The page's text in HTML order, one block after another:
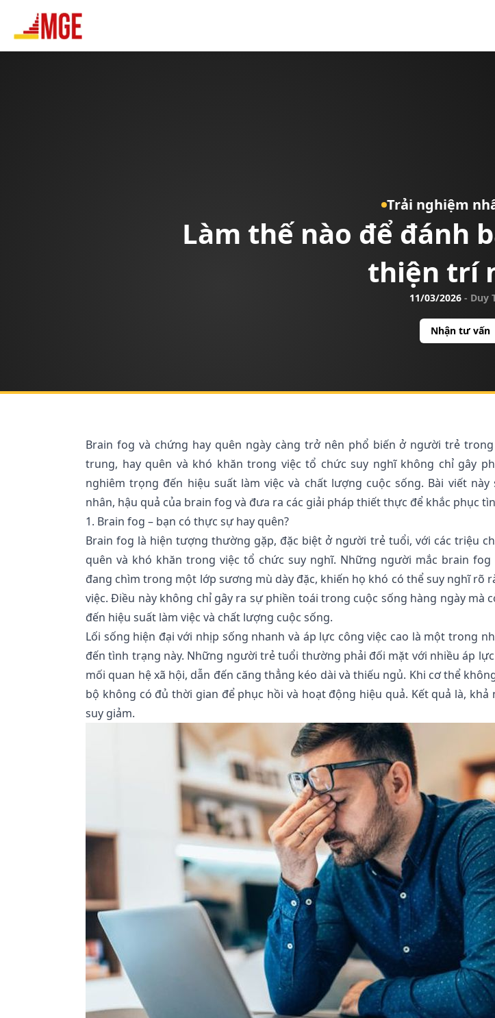
Trải nghiệm
Làm thế nào để đánh
thiện trí
11/03/2026 - Duy
Nhận tư vấn
Brain fog và chứng hay quên ngày càng trở nên phổ biến ở người trẻ
trung, hay quên và khó khăn trong việc tổ chức suy nghĩ không chỉ gây
nghiêm trọng đến hiệu suất làm việc và chất lượng cuộc sống. Bài viết
nhân, hậu quả của brain fog và đưa ra các giải pháp thiết thực để khắc phục
1. Brain fog – bạn có thực sự hay quên?
Brain fog là hiện tượng thường gặp, đặc biệt ở người trẻ tuổi, với các triệu
quên và khó khăn trong việc tổ chức suy nghĩ. Những người mắc brain
đang chìm trong một lớp sương mù dày đặc, khiến họ khó có thể suy nghĩ rõ
việc. Điều này không chỉ gây ra sự phiền toái trong cuộc sống hàng ngày mà
đến hiệu suất làm việc và chất lượng cuộc sống.
Lối sống hiện đại với nhịp sống nhanh và áp lực công việc cao là một trong
đến tình trạng này. Những người trẻ tuổi thường phải đối mặt với nhiều áp
mối quan hệ xã hội, dẫn đến căng thẳng kéo dài và thiếu ngủ. Khi cơ thể
bộ không có đủ thời gian để phục hồi và hoạt động hiệu quả. Kết quả là,
suy giảm.